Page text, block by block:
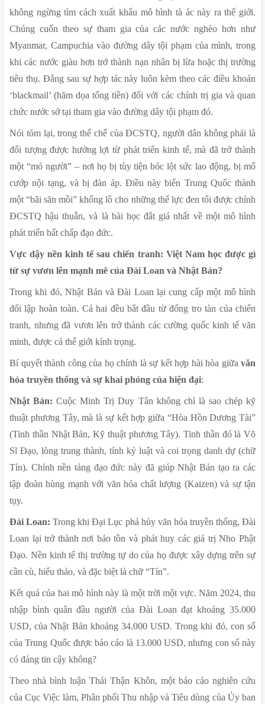
không ngừng tìm cách xuất khẩu mô hình tà ác này ra thế giới.
Chúng cuốn theo sự tham gia của các nước nghèo hơn như
Myanmar, Campuchia vào đường dây tội phạm của mình, trong
khi các nước giàu hơn trở thành nạn nhân bị lừa hoặc thị trường
tiêu thụ. Đằng sau sự hợp tác này luôn kèm theo các điều khoản
‘blackmail’ (hăm dọa tống tiền) đối với các chính trị gia và quan
chức nước sở tại tham gia vào đường dây tội phạm đó.
Nói tóm lại, trong thể chế của ĐCSTQ, người dân không phải là
đối tượng được hưởng lợi từ phát triển kinh tế, mà đã trở thành
một “mỏ người” – nơi họ bị tùy tiện bóc lột sức lao động, bị mổ
cướp nội tạng, và bị đàn áp. Điều này biến Trung Quốc thành
một “bãi săn mồi” khổng lồ cho những thế lực đen tối được chính
ĐCSTQ hậu thuẫn, và là bài học đắt giá nhất về một mô hình
phát triển bất chấp đạo đức.
Vực dậy nền kinh tế sau chiến tranh: Việt Nam học được gì
từ sự vươn lên mạnh mẽ của Đài Loan và Nhật Bản?
Trong khi đó, Nhật Bản và Đài Loan lại cung cấp một mô hình
đối lập hoàn toàn. Cả hai đều bắt đầu từ đống tro tàn của chiến
tranh, nhưng đã vươn lên trở thành các cường quốc kinh tế văn
minh, được cả thế giới kính trọng.
Bí quyết thành công của họ chính là sự kết hợp hài hòa giữa văn
hóa truyền thống và sự khai phóng của hiện đại:
Nhật Bản: Cuộc Minh Trị Duy Tân không chỉ là sao chép kỹ
thuật phương Tây, mà là sự kết hợp giữa “Hòa Hồn Dương Tài”
(Tinh thần Nhật Bản, Kỹ thuật phương Tây). Tinh thần đó là Võ
Sĩ Đạo, lòng trung thành, tính kỷ luật và coi trọng danh dự (chữ
Tín). Chính nền tảng đạo đức này đã giúp Nhật Bản tạo ra các
tập đoàn hùng mạnh với văn hóa chất lượng (Kaizen) và sự tận
tụy.
Đài Loan: Trong khi Đại Lục phá hủy văn hóa truyền thống, Đài
Loan lại trở thành nơi bảo tồn và phát huy các giá trị Nho Phật
Đạo. Nền kinh tế thị trường tự do của họ được xây dựng trên sự
cần cù, hiếu thảo, và đặc biệt là chữ “Tín”.
Kết quả của hai mô hình này là một trời một vực. Năm 2024, thu
nhập bình quân đầu người của Đài Loan đạt khoảng 35.000
USD, của Nhật Bản khoảng 34.000 USD. Trong khi đó, con số
của Trung Quốc được báo cáo là 13.000 USD, nhưng con số này
có đáng tin cậy không?
Theo nhà bình luận Thái Thận Khôn, một báo cáo nghiên cứu
của Cục Việc làm, Phân phối Thu nhập và Tiêu dùng của Ủy ban